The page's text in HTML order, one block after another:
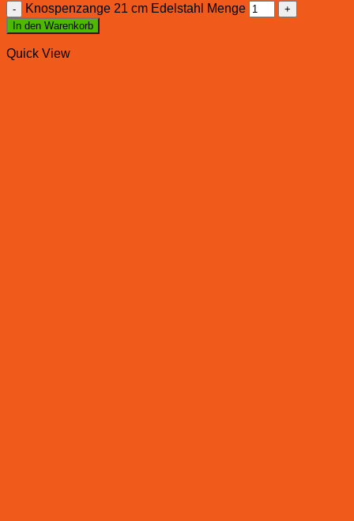
Knospenzange 21 cm Edelstahl Menge
In den Warenkorb
Quick View